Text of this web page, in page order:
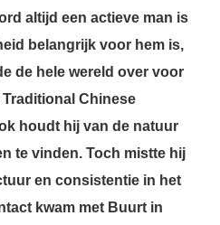
altijd een actieve man is
belangrijk voor hem is,
de hele wereld over voor
Chinese
houdt hij van de natuur
te vinden. Toch mistte hij
en consistentie in het
kwam met Buurt in